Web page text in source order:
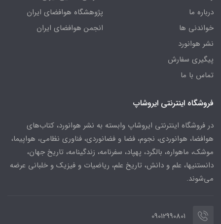
درباره ما
خواندنی ها
نشر هوانورد
پیگیری سفارش
تماس با ما
پژوهشگاه هوافضای ایران
انجمن هوافضای ایران
فروشگاه اینترنتی ایروشاپ
در فروشگاه اینترنتی ایروشاپ وابسته به نشر هوانورد، کتاب‌های
هوافضا، هوانوردی، نجوم، فضا و فضانوردی، فناوری نظامی، هواپیما،
موشک، ماهواره، بالگرد، پهپاد، سفرنامه، زندگینامه، تاریخ جهان،
دانستنیها، علم و دانش، تاریخ علم، ریاضیات و فیزیک و خلبانی عرضه
می‌شوند.
09012990801